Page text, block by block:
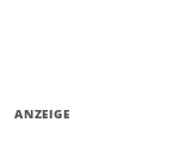
ANZEIGE